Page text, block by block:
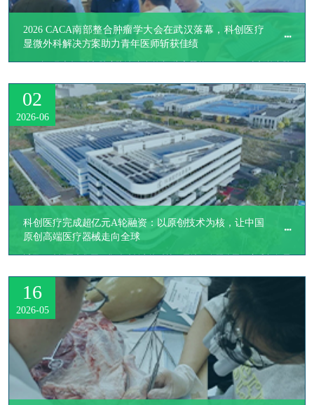
2026 CACA南部整合肿瘤学大会在武汉落幕，科创医疗
显微外科解决方案助力青年医师斩获佳绩
​2026年6月上旬，以“肿瘤防治 赢在整合”为主题的2026 CACA南部整合肿
科创医疗完成超亿元A轮融资：以原创技术为核，让中国
原创高端医疗器械走向全球
​近日，科创医疗集团（华融科创生物科技（天津）有限公司）完成超亿元
02
2026-06
16
2026-05